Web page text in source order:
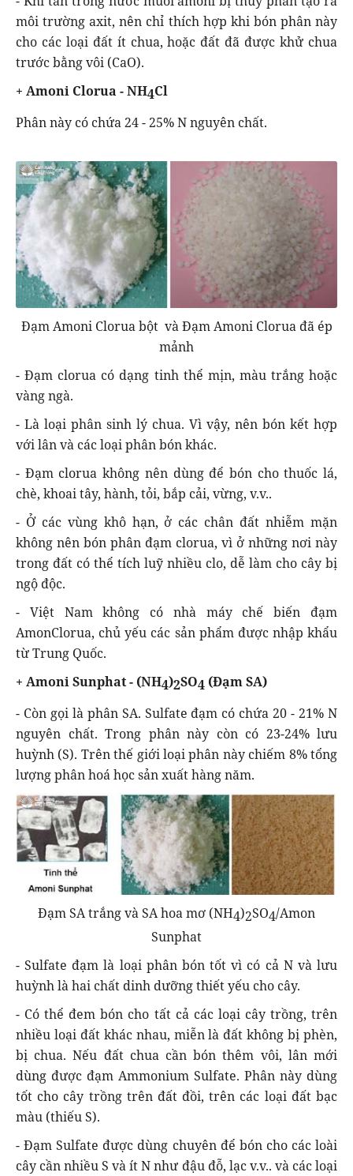
môi trường axit, nên chỉ thích hợp khi bón phân này
cho các loại đất ít chua, hoặc đất đã được khử chua
trước bằng vôi (CaO).
+ Amoni Clorua - NH4Cl
Phân này có chứa 24 - 25% N nguyên chất.
Đạm Amoni Clorua bột và Đạm Amoni Clorua đã ép
mảnh
- Đạm clorua có dạng tinh thể mịn, màu trắng hoặc
vàng ngà.
- Là loại phân sinh lý chua. Vì vậy, nên bón kết hợp
với lân và các loại phân bón khác.
- Đạm clorua không nên dùng để bón cho thuốc lá,
chè, khoai tây, hành, tỏi, bắp cải, vừng, v.v..
- Ở các vùng khô hạn, ở các chân đất nhiễm mặn
không nên bón phân đạm clorua, vì ở những nơi này
trong đất có thể tích luỹ nhiều clo, dễ làm cho cây bị
ngộ độc.
- Việt Nam không có nhà máy chế biến đạm
AmonClorua, chủ yếu các sản phẩm được nhập khẩu
từ Trung Quốc.
+ Amoni Sunphat - (NH4)2SO4 (Đạm SA)
- Còn gọi là phân SA. Sulfate đạm có chứa 20 - 21% N
nguyên chất. Trong phân này còn có 23-24% lưu
huỳnh (S). Trên thế giới loại phân này chiếm 8% tổng
lượng phân hoá học sản xuất hàng năm.
Đạm SA trắng và SA hoa mơ (NH4)2SO4/Amon
Sunphat
- Sulfate đạm là loại phân bón tốt vì có cả N và lưu
huỳnh là hai chất dinh dưỡng thiết yếu cho cây.
- Có thể đem bón cho tất cả các loại cây trồng, trên
nhiều loại đất khác nhau, miễn là đất không bị phèn,
bị chua. Nếu đất chua cần bón thêm vôi, lân mới
dùng được đạm Ammonium Sulfate. Phân này dùng
tốt cho cây trồng trên đất đồi, trên các loại đất bạc
màu (thiếu S).
- Đạm Sulfate được dùng chuyên để bón cho các loài
cây cần nhiều S và ít N như đậu đỗ, lạc v.v.. và các loại